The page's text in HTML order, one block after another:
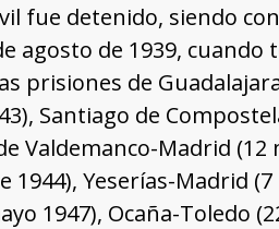
fue detenido, siendo
agosto de 1939, cuando
prisiones de
Santiago de
Valdemanco-Madrid
1944), Yeserías-Madrid
1947), Ocaña-Toledo